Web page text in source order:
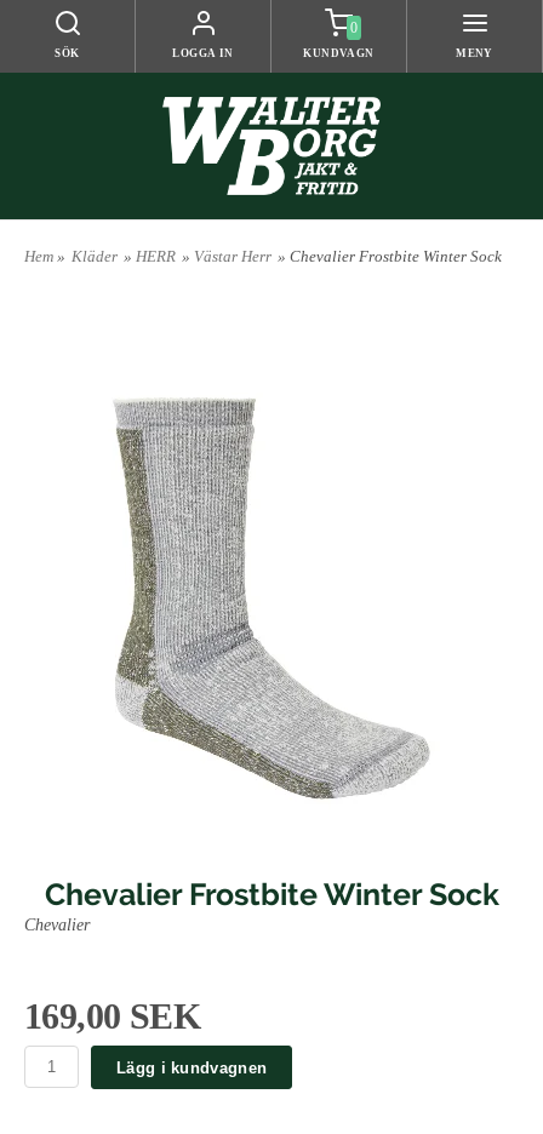
SÖK LOGGA IN
0
KUNDVAGN MENY
Hem » Kläder » HERR » Västar Herr » Chevalier Frostbite Winter Sock
Chevalier Frostbite Winter Sock
Chevalier
169,00 SEK
Lägg i kundvagnen